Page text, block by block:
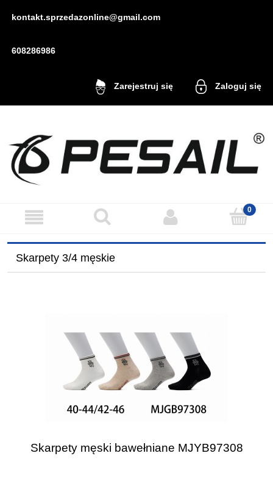
kontakt.sprzedazonline@gmail.com
608286986
Zarejestruj się Zaloguj się
Skarpety 3/4 męskie
Skarpety męski bawełniane MJYB97308